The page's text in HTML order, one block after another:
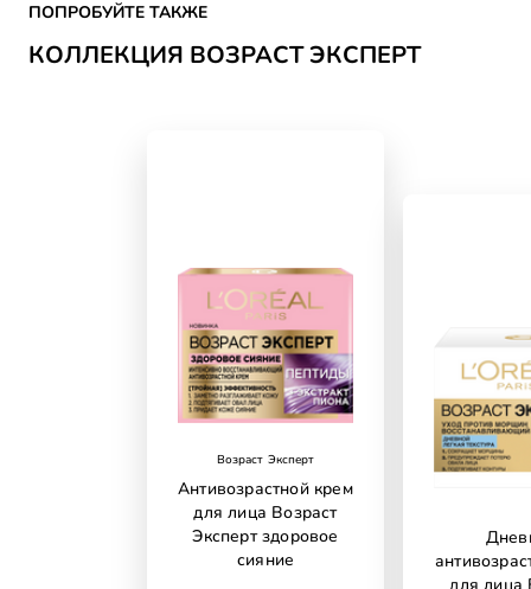
КОЛЛЕКЦИЯ ВОЗРАСТ ЭКСПЕРТ
ПОПРОБУЙТЕ ТАКЖЕ
Возраст Эксперт
Антивозрастной крем
для лица Возраст
Эксперт здоровое
сияние